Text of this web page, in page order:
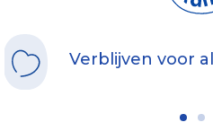
Verblijven voor